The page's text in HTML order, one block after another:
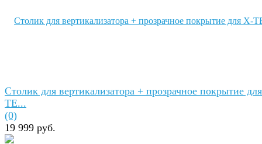
Столик для вертикализатора + прозрачное покрытие
TE...
(0)
19 999 руб.